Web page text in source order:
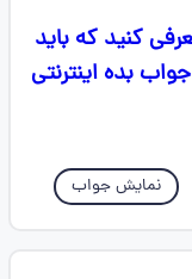
کنید که باید
بده اینترنتی
نمایش جواب